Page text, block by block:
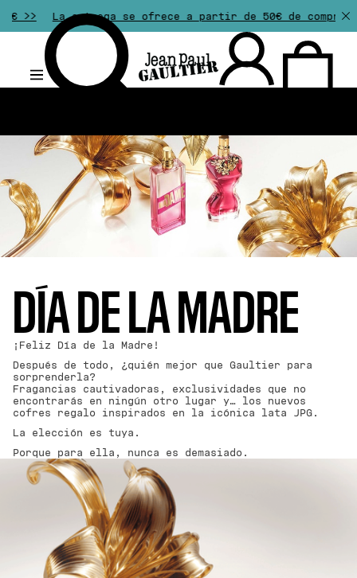
se ofrece a partir de 50€ de compra. Las
DÍA DE LA MADRE
¡Feliz Día de la Madre!
Después de todo, ¿quién mejor que Gaultier para
sorprenderla?
Fragancias cautivadoras, exclusividades que no
encontrarás en ningún otro lugar y… los nuevos
cofres regalo inspirados en la icónica lata JPG.
La elección es tuya.
Porque para ella, nunca es demasiado.